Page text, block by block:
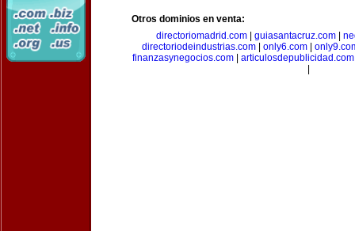
Otros dominios en venta:
directoriomadrid.com| guiasantacruz.com|
directoriodeindustrias.com| only6.com|
finanzasynegocios.com| articulosdepublicidad.com